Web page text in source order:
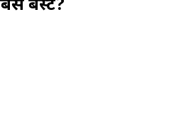
बेस्ट?